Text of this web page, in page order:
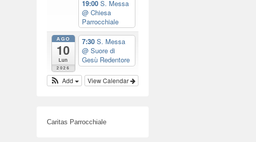
19:00 S. Messa
@ Chiesa
Parrocchiale
AGO
10
Lun
2026
7:30 S. Messa
@ Suore di
Gesù Redentore
View Calendar
Add
Caritas Parrocchiale